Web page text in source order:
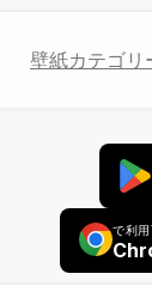
壁紙カテゴリ
で利